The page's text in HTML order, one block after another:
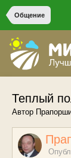
Общение
Теплый
Автор